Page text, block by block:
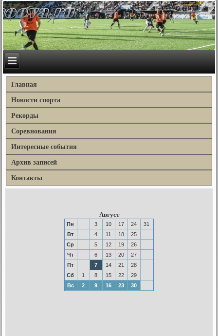
Главная
Новости спорта
Рекорды
Соревнования
Интересные события
Архив записей
Контакты
Август
Пн 3 10 17 24
31
Вт
4 11 18
25
Ср
5 12 19
26
Чт
6 13 20
27
Пт
7 14 21
28
Сб
1 8 15 22
29
Вс
2 9 16 23 30